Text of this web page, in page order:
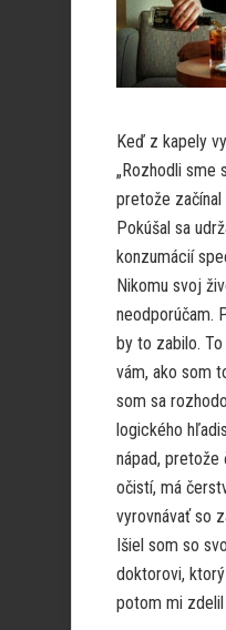
Keď z kapely
„Rozhodli sme
pretože
Pokúšal sa
konzumácií
Nikomu svoj
neodporúčam.
by to zabilo.
vám, ako som
som sa
logického
nápad, pretože
očistí, má
vyrovnávať so
Išiel som so
doktorovi,
potom mi zdelil